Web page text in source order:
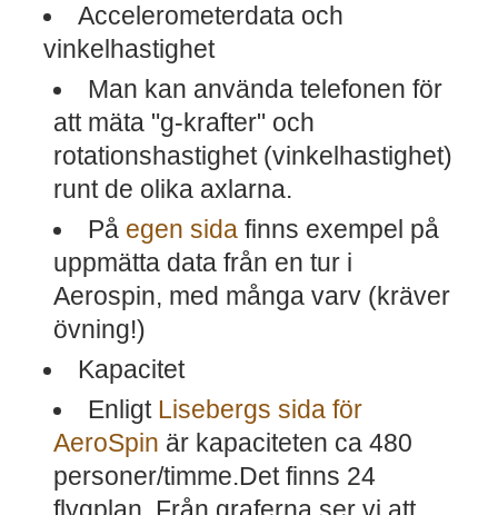
Accelerometerdata och
vinkelhastighet
Man kan använda telefonen för
att mäta "g-krafter" och
rotationshastighet (vinkelhastighet)
runt de olika axlarna.
På egen sidafinns exempel på
uppmätta data från en tur i
Aerospin, med många varv (kräver
övning!)
Kapacitet
EnligtLisebergs sida för
AeroSpin är kapaciteten ca 480
personer/timme.Det finns 24